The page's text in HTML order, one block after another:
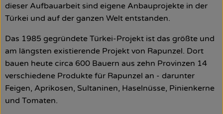
dieser Aufbauarbeit sind eigene Anbauprojekte in der
Türkei und auf der ganzen Welt entstanden.
Das 1985 gegründete Türkei-Projekt ist das größte und
am längsten existierende Projekt von Rapunzel. Dort
bauen heute circa 600 Bauern aus zehn Provinzen 14
verschiedene Produkte für Rapunzel an - darunter
Feigen, Aprikosen, Sultaninen, Haselnüsse, Pinienkerne
und Tomaten.